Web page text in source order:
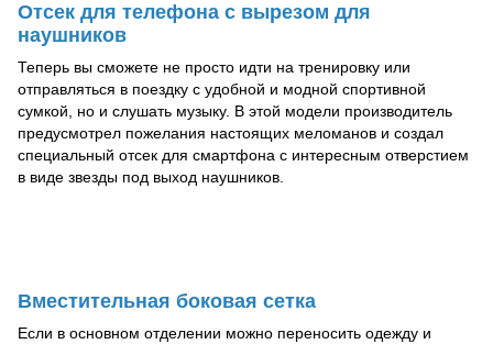
Отсек для телефона с вырезом для
наушников
Теперь вы сможете не просто идти на тренировку или
отправляться в поездку с удобной и модной спортивной
сумкой, но и слушать музыку. В этой модели производитель
предусмотрел пожелания настоящих меломанов и создал
специальный отсек для смартфона с интересным отверстием
в виде звезды под выход наушников.
Вместительная боковая сетка
Если в основном отделении можно переносить одежду и